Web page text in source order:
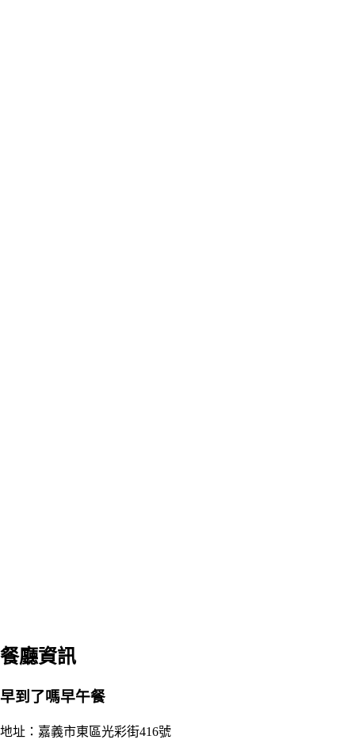
餐廳資訊
早到了嗎早午餐
地址：嘉義市東區光彩街416號